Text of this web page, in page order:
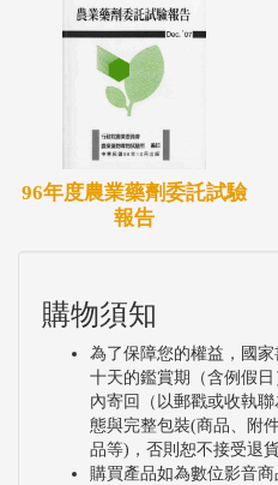
96年度農業藥劑委託試驗
報告
購物須知
為了保障您的權益，國
十天的鑑賞期（含例假
內寄回（以郵戳或收執
態與完整包裝(商品、附
品等)，否則恕不接受退貨
購買產品如為數位影音商